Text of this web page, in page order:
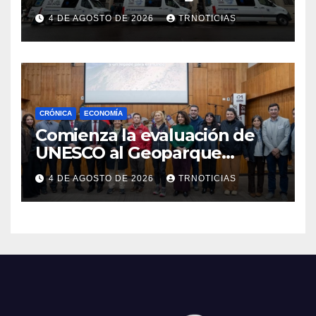
nuevas ambulancias para
Cauquenes y Sagrada Familia
4 DE AGOSTO DE 2026 TRNOTICIAS
CRÓNICA ECONOMÍA
Comienza la evaluación de
UNESCO al Geoparque
Aspirante Pillanmapu en el
Maule
4 DE AGOSTO DE 2026 TRNOTICIAS